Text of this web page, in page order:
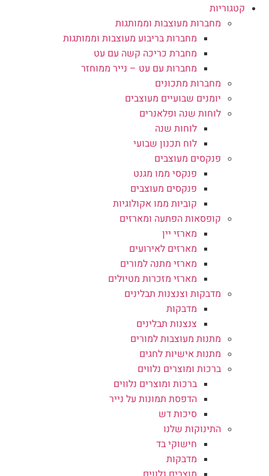
קטגוריות
מחברות מעוצבות וממותגות
מחברות בריבוע מעוצבות וממותגות
מחברת כריכה קשה עם עט
מחברות עם עט – נייר ממוחזר
מחברות מתכונים
יומנים שבועיים מעוצבים
לוחות שנה ופלאנרים
לוחות שנה
לוח תכנון שבועי
פנקסים מעוצבים
פנקסי ממו מגנט
פנקסים מעוצבים
קוביות ממו אקולוגיות
קופסאות הפתעה ומארזים
מארזי יין
מארזים לאירועים
מארזי מתנה למורים
מארזי מזכרות מטיולים
מדבקות וצנצנות תבלינים
מדבקות
צנצנות תבלינים
מתנות מעוצבות למורים
מתנות אישיות לחגים
ברכות ומוצרים נלווים
ברכות ומוצרים נלווים
הדפסת תמונות על נייר
סיכות דש
התינוקות שלנו
חישוקי בד
מדבקות